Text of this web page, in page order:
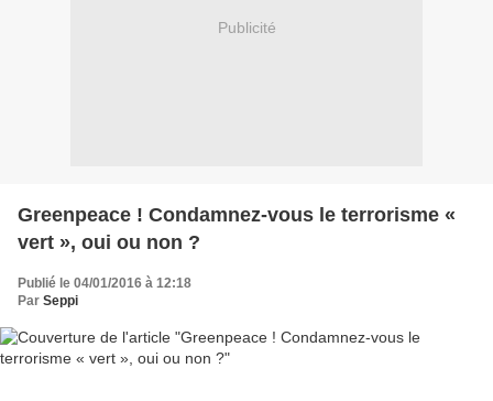
Publicité
Greenpeace ! Condamnez-vous le terrorisme «
vert », oui ou non ?
Publié le 04/01/2016 à 12:18
Par Seppi